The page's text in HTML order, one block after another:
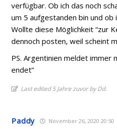
verfügbar. Ob ich das noch
um 5 aufgestanden bin und ob
Wollte diese Möglichkeit “zur
dennoch posten, weil scheint
PS. Argentinien meldet immer
endet”
Last edited 5 Jahre zuvor by Dd.
Paddy November 26, 2020 20:50